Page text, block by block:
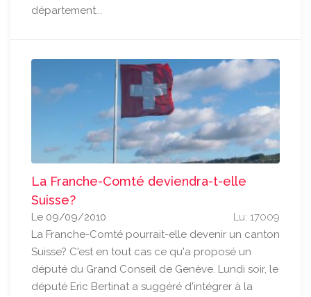
département...
La Franche-Comté deviendra-t-elle
Suisse?
Lu: 17009
Le 09/09/2010
La Franche-Comté pourrait-elle devenir un canton
Suisse? C'est en tout cas ce qu'a proposé un
député du Grand Conseil de Genève. Lundi soir, le
député Eric Bertinat a suggéré d'intégrer à la